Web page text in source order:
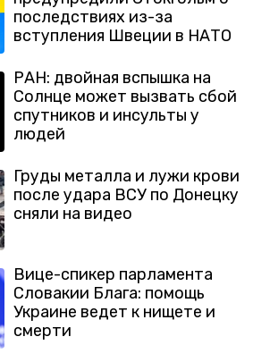
последствиях из-за
вступления Швеции в НАТО
РАН: двойная вспышка на
Солнце может вызвать сбой
спутников и инсульты у
людей
Груды металла и лужи крови
после удара ВСУ по Донецку
сняли на видео
Вице-спикер парламента
Словакии Блага: помощь
Украине ведет к нищете и
смерти